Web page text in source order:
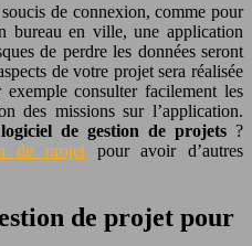
de connexion, comme pour
bureau en ville, une application
de perdre les données seront
de votre projet sera réalisée
consulter facilement les
des missions sur l’application.
logiciel de gestion de projets?
de projet pour avoir d’autres
de projet pour